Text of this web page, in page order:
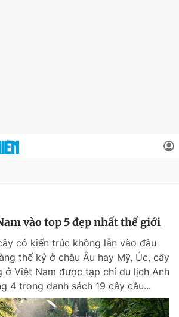
Tin 24h
vào top 5 đẹp nhất thế giới
có kiến trúc không lẫn vào đâu
thế kỷ ở châu Âu hay Mỹ, Úc, cây
ở Việt Nam được tạp chí du lịch Anh
4 trong danh sách 19 cây cầu...